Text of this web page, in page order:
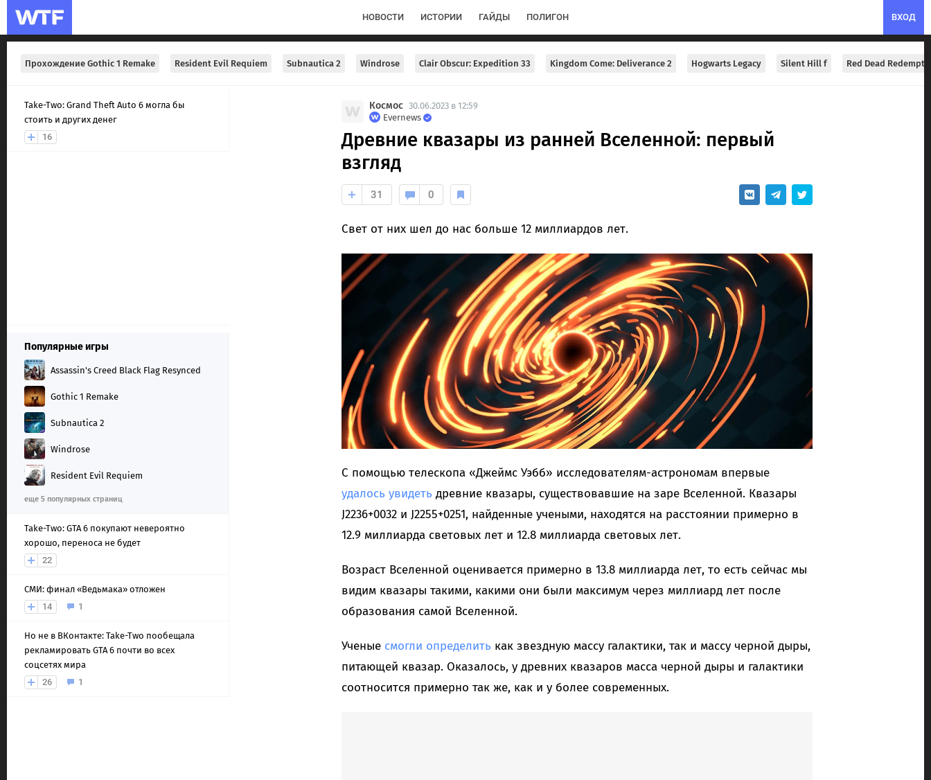
ВХОД
НОВОСТИ ИСТОРИИ ГАЙДЫ ПОЛИГОН
Прохождение Gothic 1 Remake Resident Evil Requiem Subnautica 2 Windrose Clair Obscur: Expedition 33 Kingdom Come: Deliverance 2 Hogwarts Legacy Silent Hill f Red Dead
Take-Two: Grand Theft Auto 6 могла бы
стоить и других денег
16
Популярные игры
Assassin's Creed Black Flag Resynced
Gothic 1 Remake
Subnautica 2
Windrose
Resident Evil Requiem
еще 5 популярных страниц
Take-Two: GTA 6 покупают невероятно
хорошо, переноса не будет
22
СМИ: финал «Ведьмака» отложен
14
1
Но не в ВКонтакте: Take-Two пообещала
рекламировать GTA 6 почти во всех
соцсетях мира
26
1
Космос 30.06.2023 в 12:59
Evernews
Древние квазары из ранней Вселенной: первый
взгляд
31 0
Свет от них шел до нас больше 12 миллиардов лет.
С помощью телескопа «Джеймс Уэбб» исследователям-астрономам впервые
удалось увидеть древние квазары, существовавшие на заре Вселенной. Квазары
J2236+0032 и J2255+0251, найденные учеными, находятся на расстоянии примерно в
12.9 миллиарда световых лет и 12.8 миллиарда световых лет.
Возраст Вселенной оценивается примерно в 13.8 миллиарда лет, то есть сейчас мы
видим квазары такими, какими они были максимум через миллиард лет после
образования самой Вселенной.
Ученые смогли определить как звездную массу галактики, так и массу черной дыры,
питающей квазар. Оказалось, у древних квазаров масса черной дыры и галактики
соотносится примерно так же, как и у более современных.